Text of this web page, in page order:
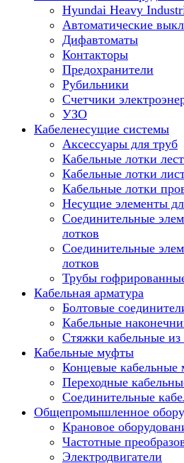
Hyundai Heavy
Автоматические
Дифавтоматы
Контакторы
Предохранители
Рубильники
Счетчики
УЗО
Кабеленесущие системы
Аксессуары для труб
Кабельные лотки
Кабельные лотки
Кабельные лотки
Несущие элементы
Соединительные
лотков
Соединительные
лотков
Трубы
Кабельная арматура
Болтовые
Кабельные
Стяжки кабельные из
Кабельные муфты
Концевые
Переходные
Соединительные
Общепромышленное
Крановое
Частотные
Электродвигатели